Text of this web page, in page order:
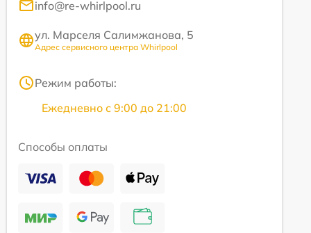
info@re-whirlpool.ru
ул. Марселя Салимжанова, 5
Адрес сервисного центра Whirlpool
Режим работы:
Ежедневно с 9:00 до 21:00
Способы оплаты